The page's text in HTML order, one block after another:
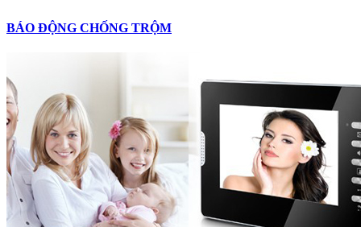
BÁO ĐỘNG CHỐNG TRỘM